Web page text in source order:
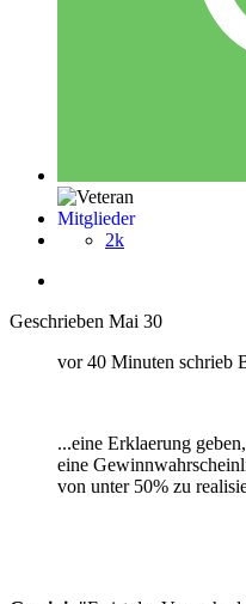
Mitglieder
2k
Geschrieben Mai 30
vor 40 Minuten schrieb
...eine Erklaerung
eine
von unter 50% zu